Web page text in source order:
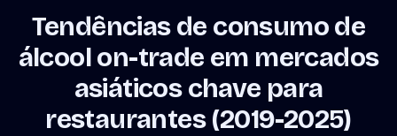
Tendências de consumo de
álcool on-trade em mercados
asiáticos chave para
restaurantes (2019-2025)